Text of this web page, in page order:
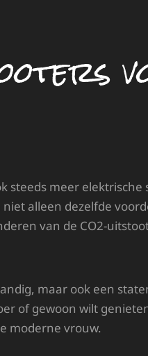
steeds meer elektrische
alleen dezelfde
van de CO2-
maar ook een
of gewoon wilt
moderne vrouw.